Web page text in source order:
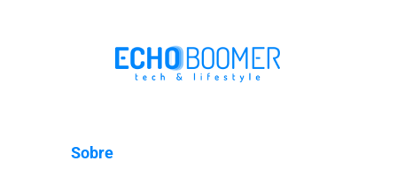
Sobre